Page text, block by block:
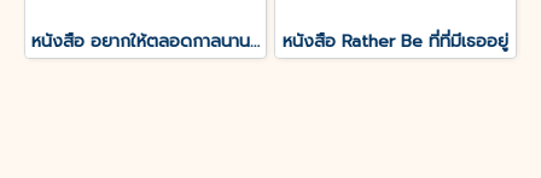
หนังสือ อยากให้ตลอดกาลนานกว่านี้ หนังสือ Rather Be ที่ที่มีเธออยู่